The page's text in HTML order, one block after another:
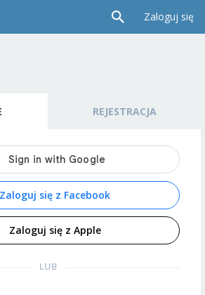
Zaloguj się
REJESTRACJA
Zaloguj się z Facebook
Zaloguj się z Apple
LUB